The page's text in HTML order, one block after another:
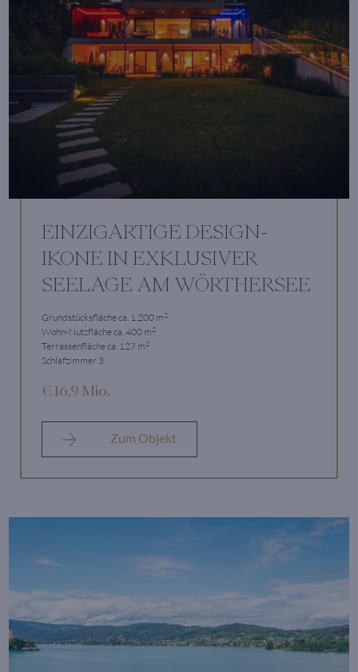
EINZIGARTIGE DESIGN-
IKONE IN EXKLUSIVER
SEELAGE AM WÖRTHERSEE
Grundstücksfläche ca. 1.200 m2
Wohn-Nutzfläche ca. 400 m2
Terrassenfläche ca. 127 m2
Schlafzimmer 3
€ 16,9 Mio.
Zum Objekt